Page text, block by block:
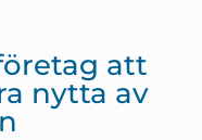
att
nytta av